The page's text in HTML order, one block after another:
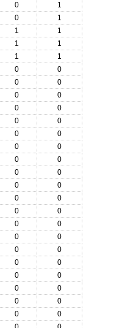
0
1
0
1
1
1
1
1
1
1
0
0
0
0
0
0
0
0
0
0
0
0
0
0
0
0
0
0
0
0
0
0
0
0
0
0
0
0
0
0
0
0
0
0
0
0
0
0
0
0